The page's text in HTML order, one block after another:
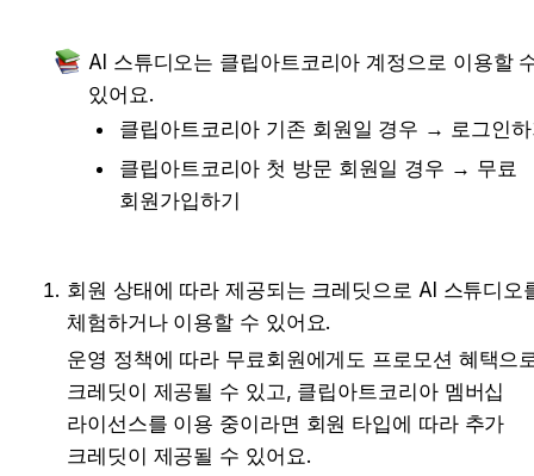
AI 스튜디오는 클립아트코리아 계정으로 이용할
있어요.
클립아트코리아 기존 회원일 경우 → 로그인
클립아트코리아 첫 방문 회원일 경우 → 무료
회원가입하기
회원 상태에 따라 제공되는 크레딧으로 AI 스튜디오
체험하거나 이용할 수 있어요.
운영 정책에 따라 무료회원에게도 프로모션 혜택으
크레딧이 제공될 수 있고, 클립아트코리아 멤버십
라이선스를 이용 중이라면 회원 타입에 따라 추가
크레딧이 제공될 수 있어요.